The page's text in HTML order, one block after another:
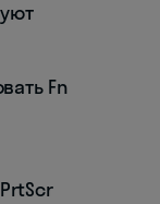
Fn